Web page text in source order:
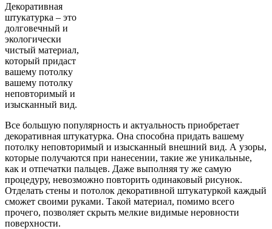
Декоративная
штукатурка – это
долговечный и
экологически
чистый материал,
который придаст
вашему потолку
вашему потолку
неповторимый и
изысканный вид.
Все большую популярность и актуальность приобретает
декоративная штукатурка. Она способна придать вашему
потолку неповторимый и изысканный внешний вид. А узоры,
которые получаются при нанесении, такие же уникальные,
как и отпечатки пальцев. Даже выполняя ту же самую
процедуру, невозможно повторить одинаковый рисунок.
Отделать стены и потолок декоративной штукатуркой каждый
сможет своими руками. Такой материал, помимо всего
прочего, позволяет скрыть мелкие видимые неровности
поверхности.